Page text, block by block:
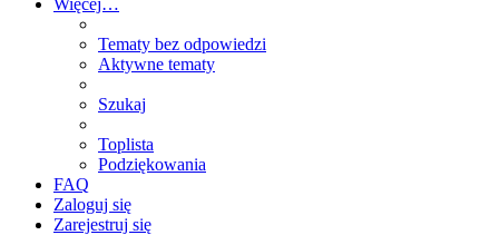
Tematy bez odpowiedzi
Aktywne tematy
Szukaj
Toplista
Podziękowania
FAQ
Zaloguj się
Zarejestruj się